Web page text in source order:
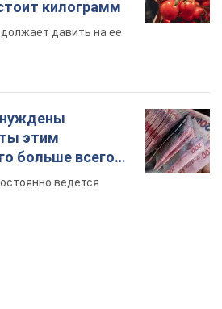
килограмм
давить на ее
этим
больше всего
трудаведется